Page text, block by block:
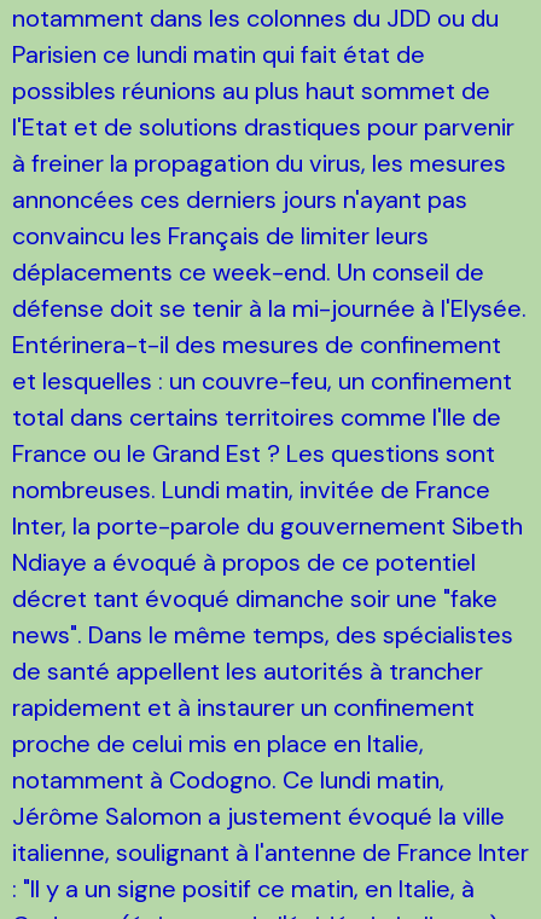
notamment dans les colonnes du JDD ou du
Parisien ce lundi matin qui fait état de
possibles réunions au plus haut sommet de
l'Etat et de solutions drastiques pour parvenir
à freiner la propagation du virus, les mesures
annoncées ces derniers jours n'ayant pas
convaincu les Français de limiter leurs
déplacements ce week-end. Un conseil de
défense doit se tenir à la mi-journée à l'Elysée.
Entérinera-t-il des mesures de confinement
et lesquelles : un couvre-feu, un confinement
total dans certains territoires comme l'Ile de
France ou le Grand Est ? Les questions sont
nombreuses. Lundi matin, invitée de France
Inter, la porte-parole du gouvernement Sibeth
Ndiaye a évoqué à propos de ce potentiel
décret tant évoqué dimanche soir une "fake
news". Dans le même temps, des spécialistes
de santé appellent les autorités à trancher
rapidement et à instaurer un confinement
proche de celui mis en place en Italie,
notamment à Codogno. Ce lundi matin,
Jérôme Salomon a justement évoqué la ville
italienne, soulignant à l'antenne de France Inter
: "Il y a un signe positif ce matin, en Italie, à